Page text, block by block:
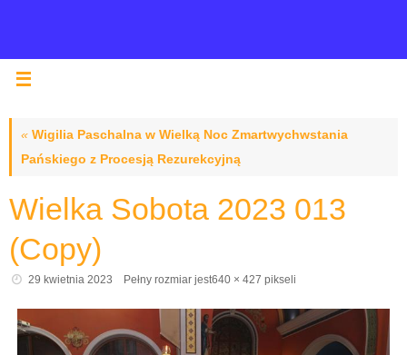
« Wigilia Paschalna w Wielką Noc Zmartwychwstania
Pańskiego z Procesją Rezurekcyjną
Wielka Sobota 2023 013
(Copy)
29 kwietnia 2023 Pełny rozmiar jest640 × 427 pikseli